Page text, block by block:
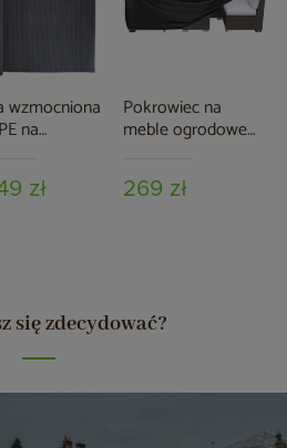
wzmocniona
na
zł
Pokrowiec na
meble ogrodowe
czarny
269 zł
się zdecydować?